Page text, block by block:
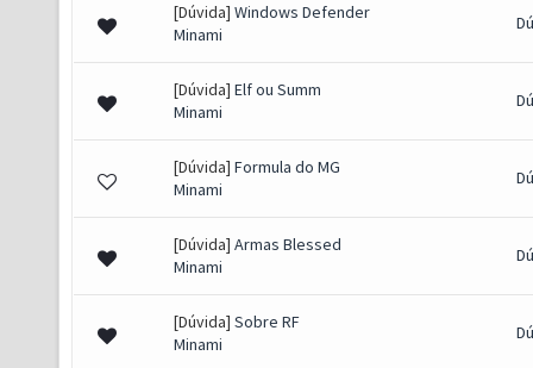
[Dúvida] Windows Defender
Minami
[Dúvida] Elf ou Summ
Minami
[Dúvida] Formula do MG
Minami
[Dúvida] Armas Blessed
Minami
[Dúvida] Sobre RF
Minami